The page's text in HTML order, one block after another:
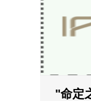
"命定